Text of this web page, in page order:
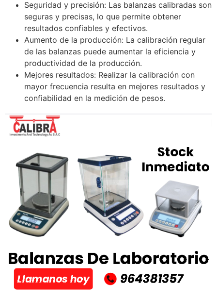
Seguridad y precisión: Las balanzas calibradas son
seguras y precisas, lo que permite obtener
resultados confiables y efectivos.
Aumento de la producción: La calibración regular
de las balanzas puede aumentar la eficiencia y
productividad de la producción.
Mejores resultados: Realizar la calibración con
mayor frecuencia resulta en mejores resultados y
confiabilidad en la medición de pesos.